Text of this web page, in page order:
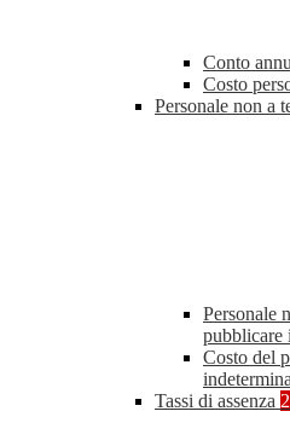
Conto
Costo
Personale non a
Personale
pubblicare
Costo del
Tassi di assenza